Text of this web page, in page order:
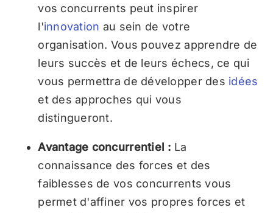
vos concurrents peut inspirer
l'innovation au sein de votre
organisation. Vous pouvez apprendre de
leurs succès et de leurs échecs, ce qui
vous permettra de développer des idées
et des approches qui vous
distingueront.
Avantage concurrentiel : La
connaissance des forces et des
faiblesses de vos concurrents vous
permet d'affiner vos propres forces et